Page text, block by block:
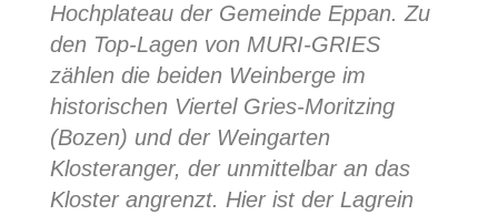
Hochplateau der Gemeinde Eppan. Zu
den Top-Lagen von MURI-GRIES
zählen die beiden Weinberge im
historischen Viertel Gries-Moritzing
(Bozen) und der Weingarten
Klosteranger, der unmittelbar an das
Kloster angrenzt. Hier ist der Lagrein